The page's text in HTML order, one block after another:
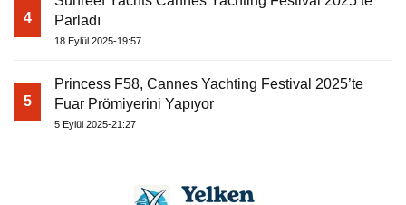
4
Parladı
18 Eylül 2025-19:57
5
Princess F58, Cannes Yachting Festival 2025’te
Fuar Prömiyerini Yapıyor
5 Eylül 2025-21:27